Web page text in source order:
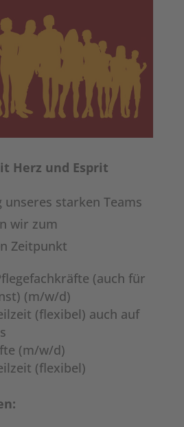
Herz und Esprit
starken Teams
wir zum
Zeitpunkt
(auch für
(m/w/d)
(flexibel) auch auf
(m/w/d)
(flexibel)